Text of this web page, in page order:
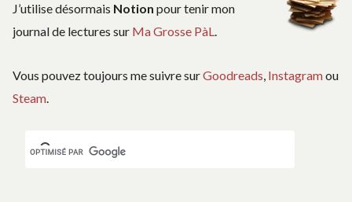
J’utilise désormais Notion pour tenir mon
journal de lectures sur Ma Grosse PàL.
Vous pouvez toujours me suivre surGoodreads, Instagramou
Steam.